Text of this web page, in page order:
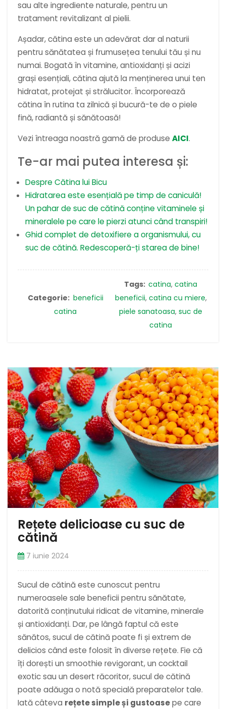
sau alte ingrediente naturale, pentru un
tratament revitalizant al pielii.
Așadar, cătina este un adevărat dar al naturii
pentru sănătatea și frumusețea tenului tău și nu
numai. Bogată în vitamine, antioxidanți și acizi
grași esențiali, cătina ajută la menținerea unui ten
hidratat, protejat și strălucitor. Încorporează
cătina în rutina ta zilnică și bucură-te de o piele
fină, radiantă și sănătoasă!
Vezi întreaga noastră gamă de produse AICI.
Te-ar mai putea interesa și:
Despre Cătina lui Bicu
Hidratarea este esențială pe timp de caniculă!
Un pahar de suc de cătină conține vitaminele și
mineralele pe care le pierzi atunci când transpiri!
Ghid complet de detoxifiere a organismului, cu
suc de cătină. Redescoperă-ți starea de bine!
Categorie: beneficii
catina
Tags: catina, catina
beneficii, catina cu miere,
piele sanatoasa, suc de
catina
Rețete delicioase cu suc de
cătină
7 iunie 2024
Sucul de cătină este cunoscut pentru
numeroasele sale beneficii pentru sănătate,
datorită conținutului ridicat de vitamine, minerale
și antioxidanți. Dar, pe lângă faptul că este
sănătos, sucul de cătină poate fi și extrem de
delicios când este folosit în diverse rețete. Fie că
îți dorești un smoothie revigorant, un cocktail
exotic sau un desert răcoritor, sucul de cătină
poate adăuga o notă specială preparatelor tale.
Iată câteva rețete simple și gustoasepe care